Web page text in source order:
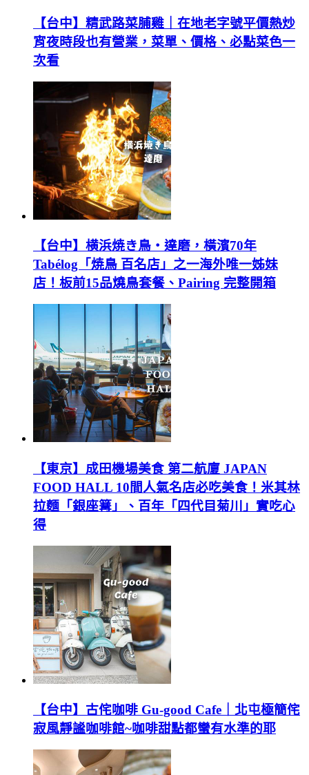
【台中】精武路菜脯雞｜在地老字號平價熱炒
宵夜時段也有營業，菜單、價格、必點菜色一
次看
【台中】横浜焼き鳥‧達磨，橫濱70年
Tabélog「焼鳥 百名店」之一海外唯一姊妹
店！板前15品燒鳥套餐、Pairing 完整開箱
【東京】成田機場美食 第二航廈 JAPAN
FOOD HALL 10間人氣名店必吃美食！米其林
拉麵「銀座篝」、百年「四代目菊川」實吃心
得
【台中】古侘咖啡 Gu-good Cafe｜北屯極簡侘
寂風靜謐咖啡館~咖啡甜點都蠻有水準的耶